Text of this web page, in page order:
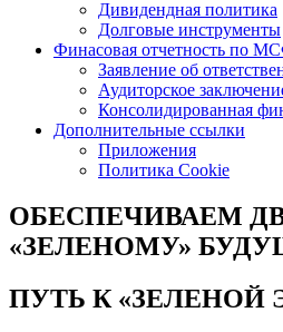
Дивидендная политика
Долговые инструменты
Финасовая отчетность по
Заявление об
Аудиторское
Консолидированная
Дополнительные ссылки
Приложения
Политика Cookie
ОБЕСПЕЧИВАЕМ
«ЗЕЛЕНОМУ»
ПУТЬ К«ЗЕЛЕНОЙ